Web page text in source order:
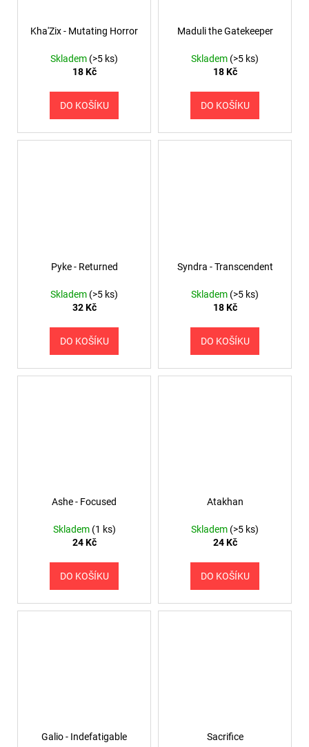
Kha'Zix - Mutating Horror
Skladem (>5 ks)
18 Kč
DO KOŠÍKU
Maduli the Gatekeeper
Skladem (>5 ks)
18 Kč
DO KOŠÍKU
Pyke - Returned
Skladem (>5 ks)
32 Kč
DO KOŠÍKU
Syndra - Transcendent
Skladem (>5 ks)
18 Kč
DO KOŠÍKU
Ashe - Focused
Skladem (1 ks)
24 Kč
DO KOŠÍKU
Atakhan
Skladem (>5 ks)
24 Kč
DO KOŠÍKU
Galio - Indefatigable Sacrifice